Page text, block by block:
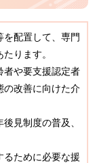
を配置して、専門
ります。
者や要支援認定者
の改善に向けた介
見制度の普及、
るために必要な援